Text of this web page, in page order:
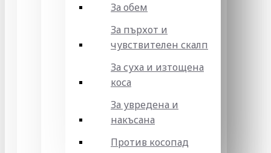
За обем
За пърхот и
чувствителен скалп
За суха и изтощена
коса
За увредена и
накъсана
Против косопад